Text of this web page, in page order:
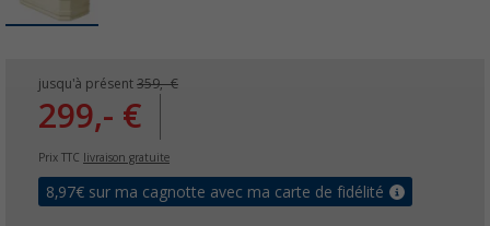
jusqu'à présent 359,- €
299,- €
Prix TTC livraison gratuite
8,97€ sur ma cagnotte avec ma carte de fidélité